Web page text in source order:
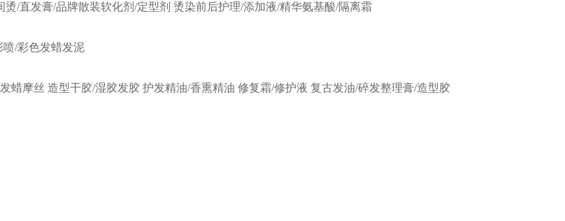
烫/直发膏/品牌散装软化剂/定型剂 烫染前后护理/添加液/精华氨基酸/隔离霜
喷/彩色发蜡发泥
蜡摩丝 造型干胶/湿胶发胶 护发精油/香熏精油 修复霜/修护液 复古发油/碎发整理膏/造型胶